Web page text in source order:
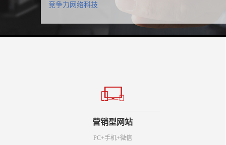
竞争力网络科技
营销型网站
PC+手机+微信